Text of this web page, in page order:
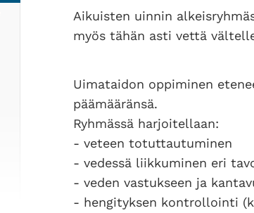
Aikuisten uinnin
myös tähän asti vettä
Uimataidon oppiminen
päämääränsä.
Ryhmässä harjoitellaan:
- veteen totuttautuminen
- vedessä liikkuminen eri
- veden vastukseen ja
- hengityksen kontrollointi